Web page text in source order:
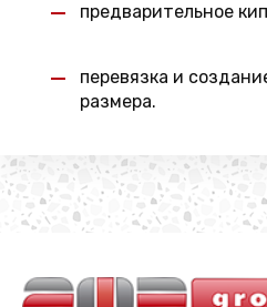
предварительное
перевязка и
размера.